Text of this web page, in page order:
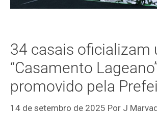
34 casais oficializam
“Casamento
promovido pela
14 de setembro de 2025 Por J